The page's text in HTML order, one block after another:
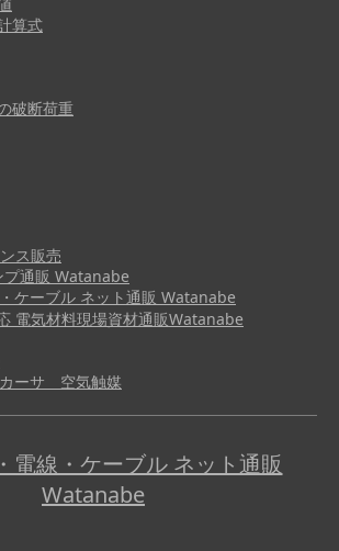
算式
破断荷重
ス販売
プ通販 Watanabe
ケーブル ネット通販 Watanabe
電気材料現場資材通販Watanabe
ーサ 空気触媒
電線・ケーブル ネット通販
Watanabe